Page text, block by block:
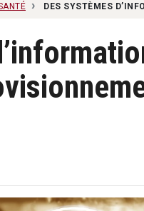
DES SYSTÈMES